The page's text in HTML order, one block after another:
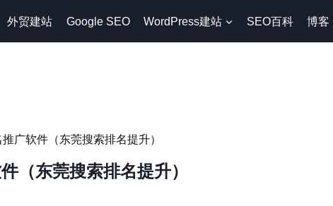
外贸建站 Google SEO WordPress建站 SEO百科 博客
广软件（东莞搜索排名提升）
（东莞搜索排名提升）